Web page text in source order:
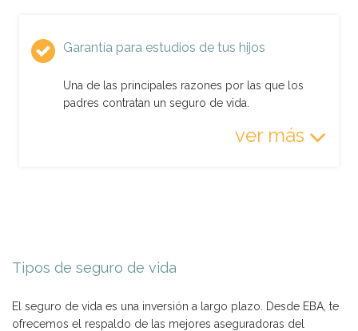
Garantía para estudios de tus hijos
Una de las principales razones por las que los
padres contratan un seguro de vida.
ver más
Tipos de seguro de vida
El seguro de vida es una inversión a largo plazo. Desde EBA, te
ofrecemos el respaldo de las mejores aseguradoras del